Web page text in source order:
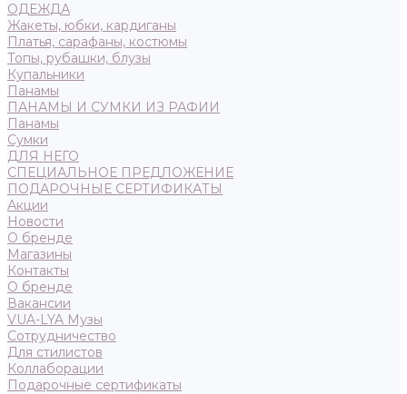
ОДЕЖДА
Жакеты, юбки, кардиганы
Платья, сарафаны, костюмы
Топы, рубашки, блузы
Купальники
Панамы
ПАНАМЫ И СУМКИ ИЗ РАФИИ
Панамы
Сумки
ДЛЯ НЕГО
СПЕЦИАЛЬНОЕ ПРЕДЛОЖЕНИЕ
ПОДАРОЧНЫЕ СЕРТИФИКАТЫ
Акции
Новости
О бренде
Магазины
Контакты
О бренде
Вакансии
VUA-LYA Музы
Сотрудничество
Для стилистов
Коллаборации
Подарочные сертификаты